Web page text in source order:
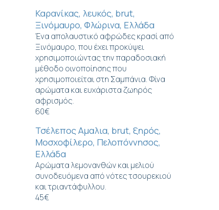
Καρανίκας, λευκός, brut,
Ξινόμαυρο, Φλώρινα, Ελλάδα
Ένα απολαυστικό αφρώδες κρασί από
Ξινόμαυρο, που έχει προκύψει
χρησιμοποιώντας την παραδοσιακή
μέθοδο οινοποίησης που
χρησιμοποιείται στη Σαμπάνια. Φίνα
αρώματα και ευχάριστα ζωηρός
αφρισμός.
60€
Τσέλεπος Αμαλια, brut, ξηρός,
Μοσχοφίλερο, Πελοπόννησος,
Ελλάδα
Αρώματα λεμονανθών και μελιού
συνοδευόμενα από νότες τσουρεκιού
και τριαντάφυλλου.
45€